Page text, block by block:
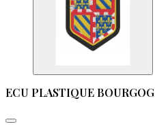
ECU PLASTIQUE